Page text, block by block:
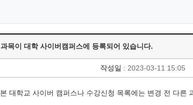
목이 대학 사이버캠퍼스에 등록되어 있습니다.
작성일 : 2023-03-11 15:05
대학교 사이버 캠퍼스나 수강신청 목록에는 변경 전 다른